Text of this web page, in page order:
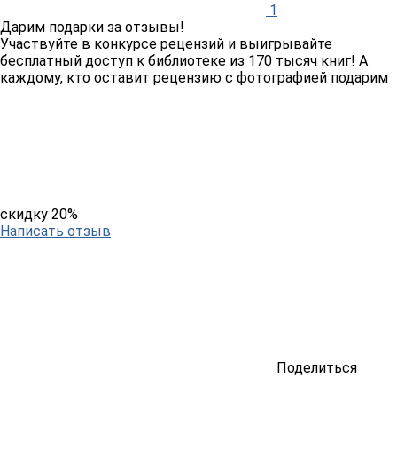
1
Дарим подарки за отзывы!
Участвуйте в конкурсе рецензий и выигрывайте
бесплатный доступ к библиотеке из 170 тысяч книг! А
каждому, кто оставит рецензию с фотографией подарим
скидку 20%
Написать отзыв
Поделиться